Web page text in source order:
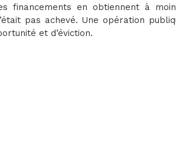
financements en obtiennent à
pas achevé. Une opération
et d’éviction.